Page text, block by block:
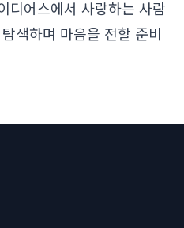
디어스에서 사랑하는 사람
색하며 마음을 전할 준비